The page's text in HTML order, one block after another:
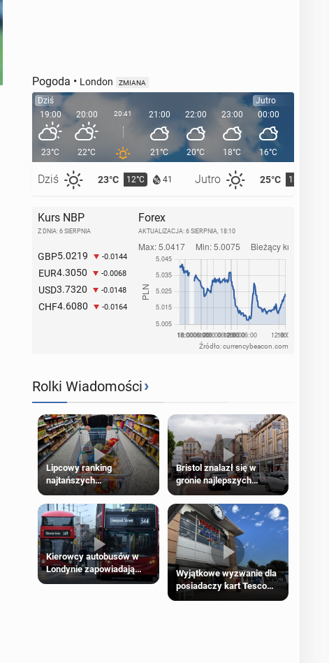
Pogoda • London ZMIANA
Dziś
19:00
23°C
Dziś 23°C 12°C 41 Jutro 25°C 13°C
20:00
22°C
20:41 21:00
21°C
22:00
20°C
23:00
18°C
Jutro
00:00
16°C
Kurs NBP
Z DNIA: 6 SIERPNIA
GBP5.0219 -0.0144
EUR4.3050 -0.0068
USD3.7320 -0.0148
CHF4.6080 -0.0164
Forex
AKTUALIZACJA: 6 SIERPNIA, 18:10
Źródło: currencybeacon.com
Rolki Wiadomości›
Lipcowy ranking
najtańszych
supermarketów
Bristol znalazł się w
gronie najlepszych
kierunków podróży na
świecie
Kierowcy autobusów w
Londynie zapowiadają
strajki
Wyjątkowe wyzwanie dla
posiadaczy kart Tesco
Clubcard!